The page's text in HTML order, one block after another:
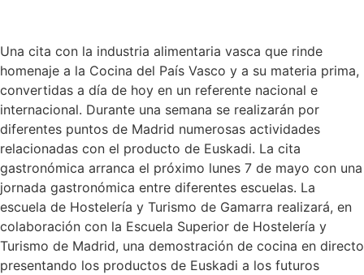
Una cita con la industria alimentaria vasca que rinde
homenaje a la Cocina del País Vasco y a su materia prima,
convertidas a día de hoy en un referente nacional e
internacional. Durante una semana se realizarán por
diferentes puntos de Madrid numerosas actividades
relacionadas con el producto de Euskadi. La cita
gastronómica arranca el próximo lunes 7 de mayo con una
jornada gastronómica entre diferentes escuelas. La
escuela de Hostelería y Turismo de Gamarra realizará, en
colaboración con la Escuela Superior de Hostelería y
Turismo de Madrid, una demostración de cocina en directo
presentando los productos de Euskadi a los futuros